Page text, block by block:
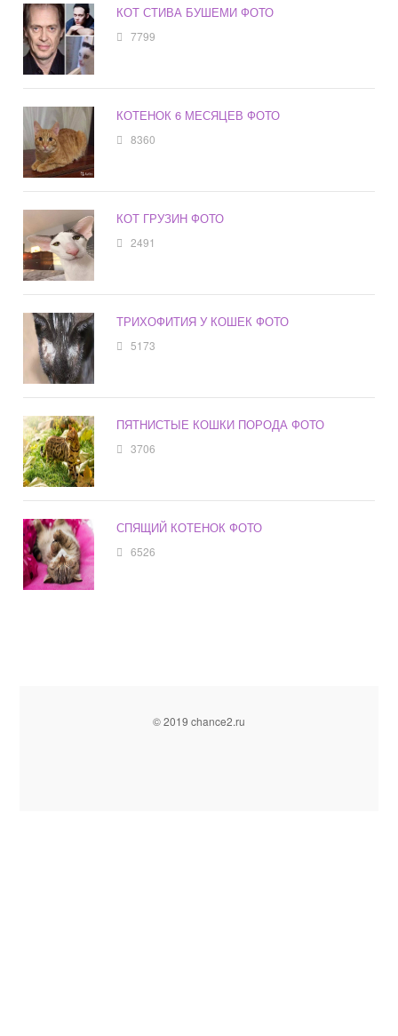
КОТ СТИВА БУШЕМИ ФОТО
7799
КОТЕНОК 6 МЕСЯЦЕВ ФОТО
8360
КОТ ГРУЗИН ФОТО
2491
ТРИХОФИТИЯ У КОШЕК ФОТО
5173
ПЯТНИСТЫЕ КОШКИ ПОРОДА ФОТО
3706
СПЯЩИЙ КОТЕНОК ФОТО
6526
© 2019 chance2.ru